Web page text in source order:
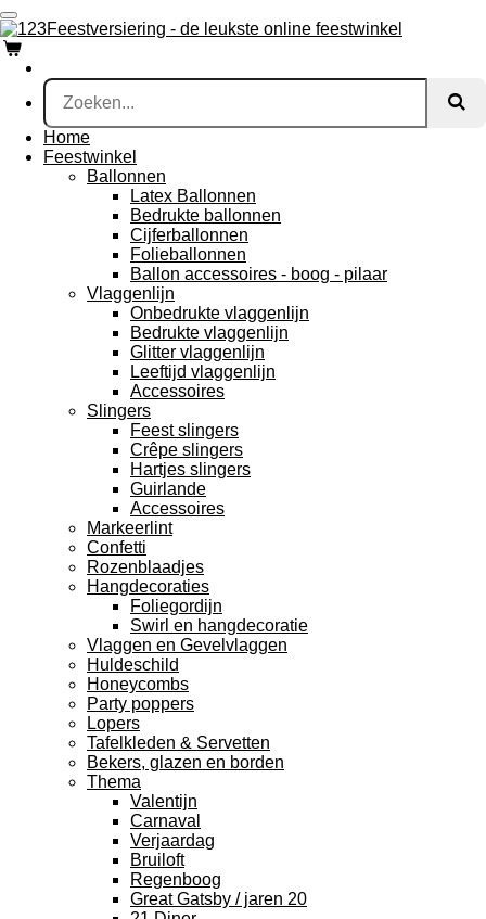
Ga
direct
naar
de
hoofdinhoud
Home
Feestwinkel
Ballonnen
Latex Ballonnen
Bedrukte ballonnen
Cijferballonnen
Folieballonnen
Ballon accessoires - boog - pilaar
Vlaggenlijn
Onbedrukte vlaggenlijn
Bedrukte vlaggenlijn
Glitter vlaggenlijn
Leeftijd vlaggenlijn
Accessoires
Slingers
Feest slingers
Crêpe slingers
Hartjes slingers
Guirlande
Accessoires
Markeerlint
Confetti
Rozenblaadjes
Hangdecoraties
Foliegordijn
Swirl en hangdecoratie
Vlaggen en Gevelvlaggen
Huldeschild
Honeycombs
Party poppers
Lopers
Tafelkleden & Servetten
Bekers, glazen en borden
Thema
Valentijn
Carnaval
Verjaardag
Bruiloft
Regenboog
Great Gatsby / jaren 20